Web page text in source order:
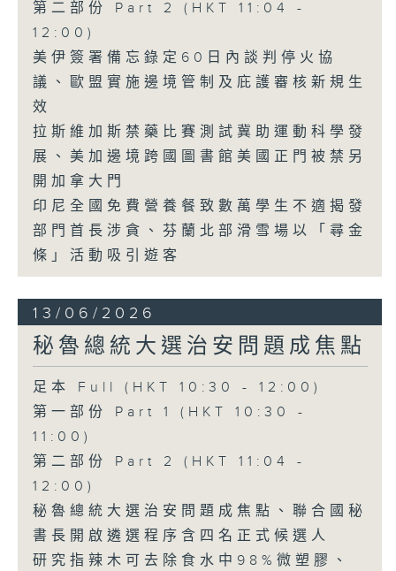
第二部份 Part 2 (HKT 11:04 -
12:00)
美伊簽署備忘錄定60日內談判停火協
議、歐盟實施邊境管制及庇護審核新規生
效
拉斯維加斯禁藥比賽測試冀助運動科學發
展、美加邊境跨國圖書館美國正門被禁另
開加拿大門
印尼全國免費營養餐致數萬學生不適揭發
部門首長涉貪、芬蘭北部滑雪場以「尋金
條」活動吸引遊客
13/06/2026
秘魯總統大選治安問題成焦點
足本 Full (HKT 10:30 - 12:00)
第一部份 Part 1 (HKT 10:30 -
11:00)
第二部份 Part 2 (HKT 11:04 -
12:00)
秘魯總統大選治安問題成焦點、聯合國秘
書長開啟遴選程序含四名正式候選人
研究指辣木可去除食水中98%微塑膠、